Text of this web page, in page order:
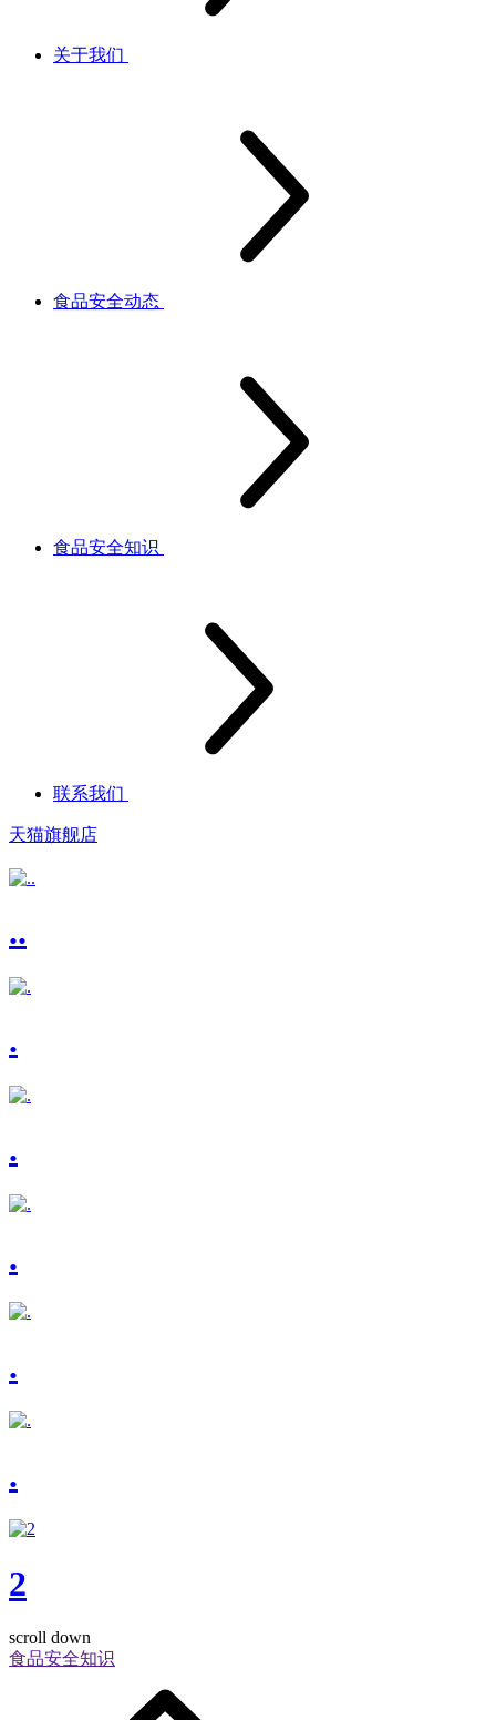
关于我们
食品安全动态
食品安全知识
联系我们
天猫旗舰店
..
.
.
.
.
.
2
scroll down
食品安全知识